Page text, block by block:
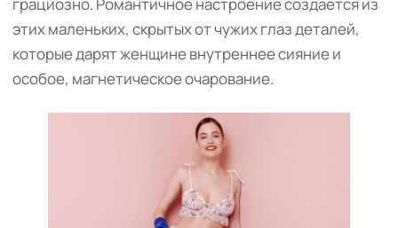
грациозно. Романтичное настроение создается из
этих маленьких, скрытых от чужих глаз деталей,
которые дарят женщине внутреннее сияние и
особое, магнетическое очарование.